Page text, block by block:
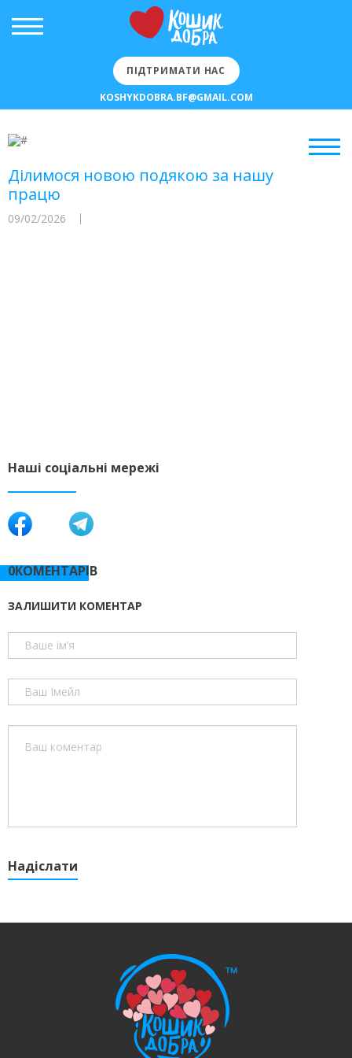
ПІДТРИМАТИ НАС
KOSHYKDOBRA.BF@GMAIL.COM
Ділимося новою подякою за нашу
працю
09/02/2026
Наші соціальні мережі
0КОМЕНТАРІВ
ЗАЛИШИТИ КОМЕНТАР
Надіслати